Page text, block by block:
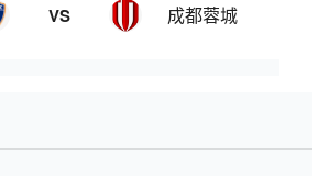
VS 成都蓉城